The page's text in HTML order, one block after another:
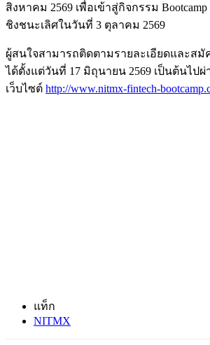
สิงหาคม 2569 เพื่อเข้าสู่กิจกรรม
ชิงชนะเลิศในวันที่ 3 ตุลาคม 2569
ผู้สนใจสามารถติดตามรายละเอียดและสมั
ได้ตั้งแต่วันที่ 17 มิถุนายน 2569 เป็นต้นไปผ่
เว็บไซต์ http://www.nitmx-fintech-
แท็ก
NITMX